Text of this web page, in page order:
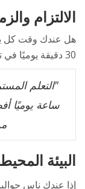
الالتزام
30 دقيقة يوميًا في تعلم اللغة يمكن يسرع العملية بشكل كبير.
"التعلم
ساعة يوميًا
البيئة
إذا عندك ناس